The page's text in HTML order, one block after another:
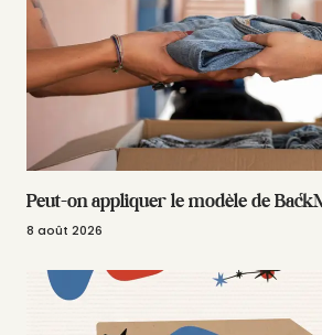
Peut-on appliquer le modèle de
8 août 2026